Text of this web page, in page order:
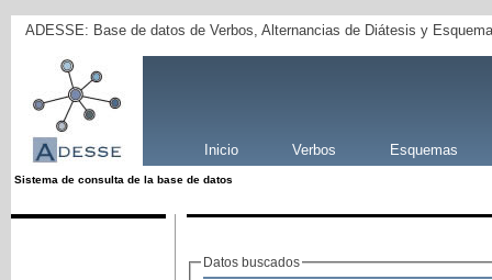
ADESSE: Base de datos de Verbos, Alternancias de Diátesis y
Inicio Verbos Esquemas
Sistema de consulta de la base de datos
Datos buscados